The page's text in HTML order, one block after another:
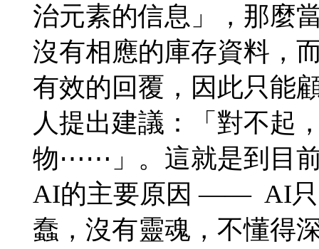
治元素的信息」，那麼
沒有相應的庫存資料，
有效的回覆，因此只能
人提出建議：「對不起
物⋯⋯」。這就是到目
AI的主要原因 —— AI只
蠢，沒有靈魂，不懂得